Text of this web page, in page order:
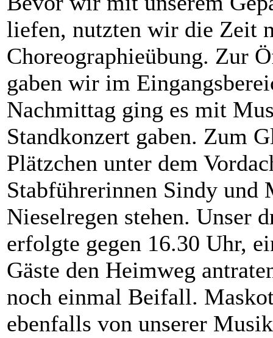
liefen, nutzten wir die Zeit
Choreographieübung. Zur
gaben wir im
Nachmittag ging es mit
Standkonzert gaben. Zum
Plätzchen unter dem
Stabführerinnen Sindy
Nieselregen stehen.
erfolgte gegen 16.30 Uhr,
Gäste den Heimweg
noch einmal Beifall.
ebenfalls von unserer